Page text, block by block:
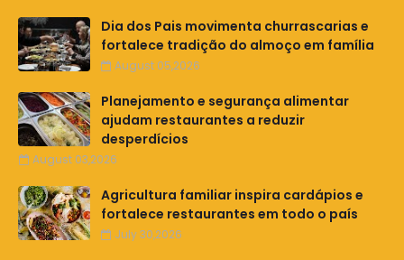
Dia dos Pais movimenta churrascarias e
fortalece tradição do almoço em família
August 05,2026
Planejamento e segurança alimentar
ajudam restaurantes a reduzir
desperdícios
August 03,2026
Agricultura familiar inspira cardápios e
fortalece restaurantes em todo o país
July 30,2026